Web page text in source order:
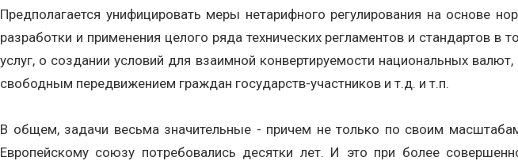
Предполагается унифицировать меры нетарифного регулирования на основе
разработки и применения целого ряда технических регламентов и стандартов
услуг, о создании условий для взаимной конвертируемости национальных
свободным передвижением граждан государств-участников и т.д. и т.п.
В общем, задачи весьма значительные - причем не только по своим
Европейскому союзу потребовались десятки лет. И это при более